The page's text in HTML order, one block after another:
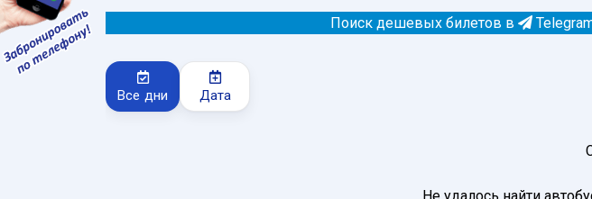
Поиск дешевых билетов в
Все дни Дата